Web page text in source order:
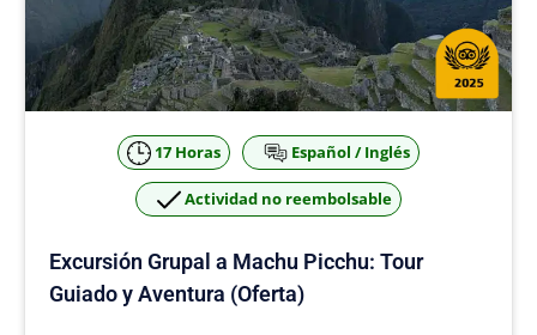
17 Horas Español / Inglés
Actividad no reembolsable
Excursión Grupal a Machu Picchu: Tour
Guiado y Aventura (Oferta)